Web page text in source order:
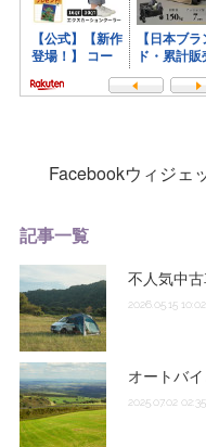
Facebookウィジェ
記事一覧
不人気中
2026.05.15 10:02
オートバ
2025.07.02 02:35